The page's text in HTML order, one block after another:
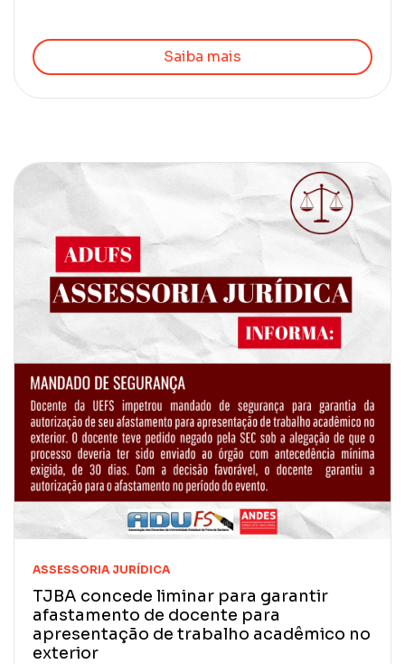
Saiba mais
ASSESSORIA JURÍDICA
TJBA concede liminar para garantir
afastamento de docente para
apresentação de trabalho acadêmico no
exterior